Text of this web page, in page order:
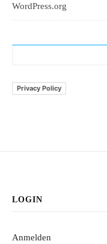
WordPress.org
Privacy Policy
LOGIN
Anmelden